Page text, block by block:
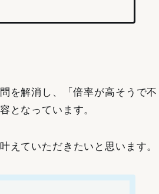
を解消し、「倍率が高そうで不
となっています。
えていただきたいと思います。